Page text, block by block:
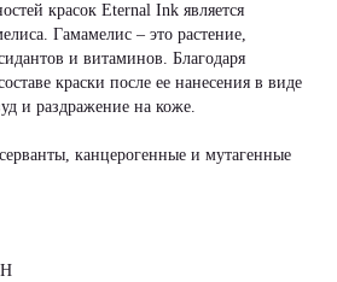
красок Eternal Ink является
Гамамелис – это растение,
и витаминов. Благодаря
краски после ее нанесения в виде
и раздражение на коже.
канцерогенные и мутагенные